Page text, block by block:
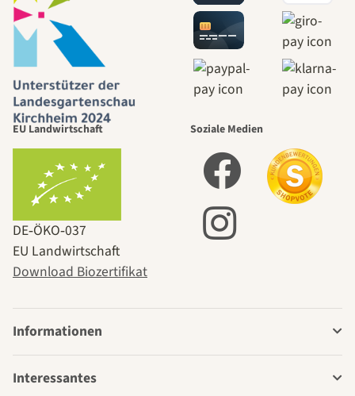
EU Landwirtschaft
DE‑ÖKO‑037
EU Landwirtschaft
Download Biozertifikat
Soziale Medien
Informationen
Interessantes